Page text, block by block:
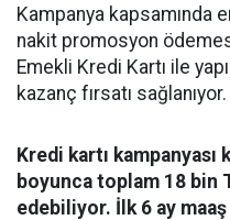
Kampanya kapsamında
nakit promosyon
Emekli Kredi Kartı ile
kazanç fırsatı sağlanıyor.
Kredi kartı kampanyası
boyunca toplam 18 bin
edebiliyor. İlk 6 ay